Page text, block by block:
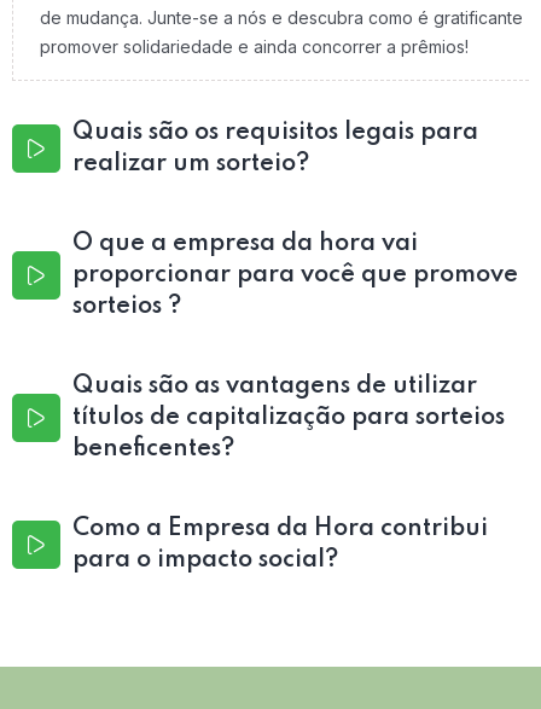
de mudança. Junte-se a nós e descubra como é gratificante
promover solidariedade e ainda concorrer a prêmios!
Quais são os requisitos legais para
realizar um sorteio?
O que a empresa da hora vai
proporcionar para você que promove
sorteios ?
Quais são as vantagens de utilizar
títulos de capitalização para sorteios
beneficentes?
Como a Empresa da Hora contribui
para o impacto social?